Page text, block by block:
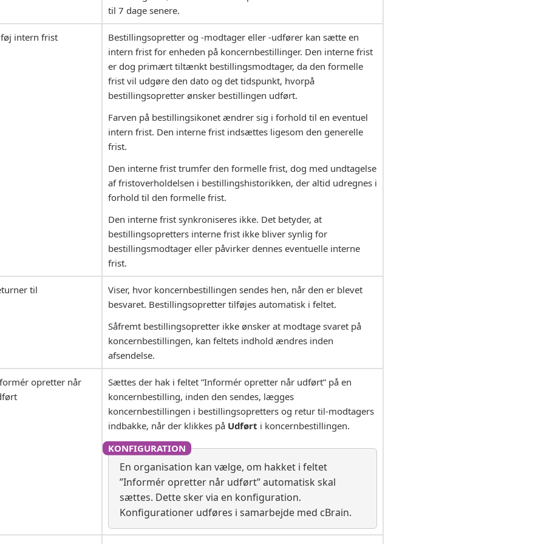
til 7 dage senere.
intern frist
Bestillingsopretter og -modtager eller -udfører kan sætte en
intern frist for enheden på koncernbestillinger. Den interne frist
er dog primært tiltænkt bestillingsmodtager, da den formelle
frist vil udgøre den dato og det tidspunkt, hvorpå
bestillingsopretter ønsker bestillingen udført.
Farven på bestillingsikonet ændrer sig i forhold til en eventuel
intern frist. Den interne frist indsættes ligesom den generelle
frist.
Den interne frist trumfer den formelle frist, dog med undtagelse
af fristoverholdelsen i bestillingshistorikken, der altid udregnes i
forhold til den formelle frist.
Den interne frist synkroniseres ikke. Det betyder, at
bestillingsopretters interne frist ikke bliver synlig for
bestillingsmodtager eller påvirker dennes eventuelle interne
frist.
til
Viser, hvor koncernbestillingen sendes hen, når den er blevet
besvaret. Bestillingsopretter tilføjes automatisk i feltet.
Såfremt bestillingsopretter ikke ønsker at modtage svaret på
koncernbestillingen, kan feltets indhold ændres inden
afsendelse.
opretter når
Sættes der hak i feltet ”Informér opretter når udført” på en
koncernbestilling, inden den sendes, lægges
koncernbestillingen i bestillingsopretters og retur til-modtagers
indbakke, når der klikkes på Udført i koncernbestillingen.
En organisation kan vælge, om hakket i feltet
”Informér opretter når udført” automatisk skal
sættes. Dette sker via en konfiguration.
Konfigurationer udføres i samarbejde med cBrain.